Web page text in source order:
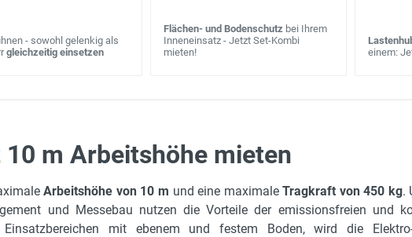
- sowohl gelenkig als
gleichzeitig einsetzen
Flächen- und Bodenschutz bei Ihrem
Inneneinsatz - Jetzt Set-Kombi
mieten!
einem:
10 m
2.34 m
2.48 m
360° Produktvorstellung SB 100 ELDI im Einsatz
m Arbeitshöhe mieten
Arbeitshöhe von 10 m und eine maximaleTragkraft von 450 kg.
und Messebau nutzen die Vorteile der emissionsfreien und
mit ebenem und festem Boden, wird die